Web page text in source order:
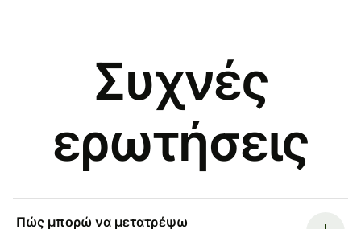
Συχνές
ερωτήσεις
Πώς μπορώ να μετατρέψω